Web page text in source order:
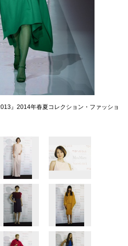
』2014年春夏コレクション・ファッショ